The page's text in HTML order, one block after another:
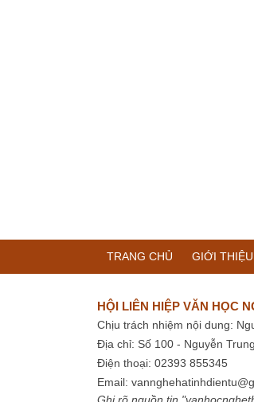
TRANG CHỦ GIỚI
HỘI LIÊN HIỆP VĂN HỌC
Chịu trách nhiệm nội dung:
Địa chỉ: Số 100 - Nguyễn
Điện thoại: 02393 855345
Email: